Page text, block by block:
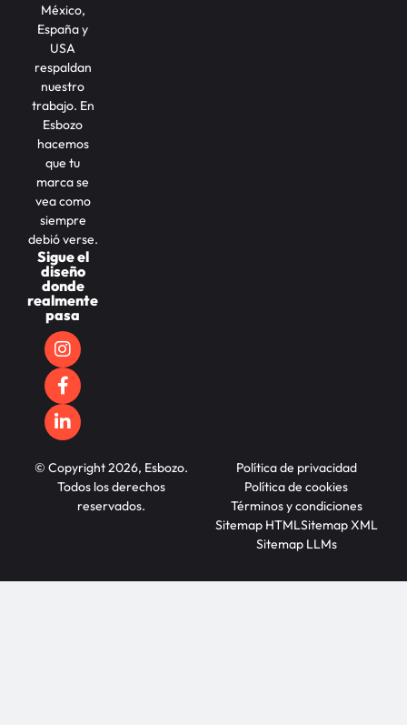
México,
España y
USA
respaldan
nuestro
trabajo. En
Esbozo
hacemos
que tu
marca se
vea como
siempre
debió verse.
Sigue el
diseño
donde
realmente
pasa
© Copyright 2026, Esbozo.
Todos los derechos
reservados.
Política de privacidad
Política de cookies
Términos y condiciones
Sitemap HTMLSitemap XML
Sitemap LLMs